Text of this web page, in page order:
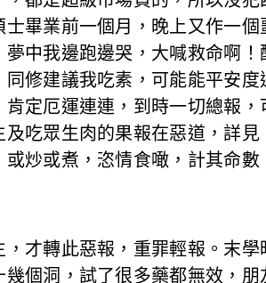
畢業前一個月，晚上又作一
中我邊跑邊哭，大喊救命啊
修建議我吃素，可能能平安
定厄運連連，到時一切總報
及吃眾生肉的果報在惡道，詳
炒或煮，恣情食噉，計其命數
轉此惡報，重罪輕報。末學
個洞，試了很多藥都無效，